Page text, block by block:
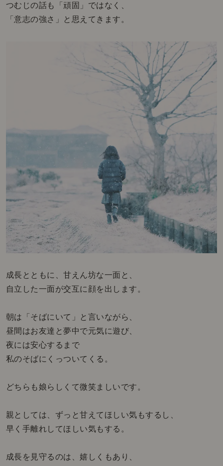
つむじの話も「頑固」ではなく、
「意志の強さ」と思えてきます。
成長とともに、甘えん坊な一面と、
自立した一面が交互に顔を出します。
朝は「そばにいて」と言いながら、
昼間はお友達と夢中で元気に遊び、
夜には安心するまで
私のそばにくっついてくる。
どちらも娘らしくて微笑ましいです。
親としては、ずっと甘えてほしい気もするし、
早く手離れしてほしい気もする。
成長を見守るのは、嬉しくもあり、